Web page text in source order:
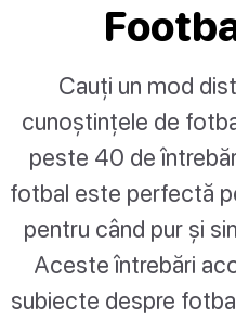
Cauți un mod
cunoștințele de
peste 40 de
fotbal este perfectă
pentru când pur și
Aceste întrebări
subiecte despre